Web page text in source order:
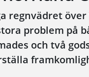
regnvädret
problem på
och två